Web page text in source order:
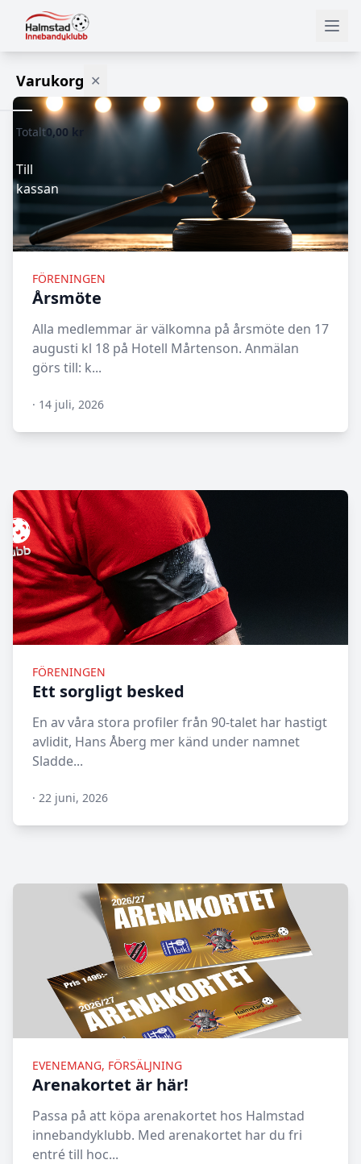
Varukorg ✕
Varukorgen
tom.
Totalt0,00 kr
Till
kassan
FÖRENINGEN
Årsmöte
Alla medlemmar är välkomna på årsmöte den 17
augusti kl 18 på Hotell Mårtenson. Anmälan
görs till: k...
N/A
· 14 juli, 2026
FÖRENINGEN
Ett sorgligt besked
En av våra stora profiler från 90-talet har hastigt
avlidit, Hans Åberg mer känd under namnet
Sladde...
N/A
· 22 juni, 2026
EVENEMANG, FÖRSÄLJNING
Arenakortet är här!
Passa på att köpa arenakortet hos Halmstad
innebandyklubb. Med arenakortet har du fri
entré till hoc...